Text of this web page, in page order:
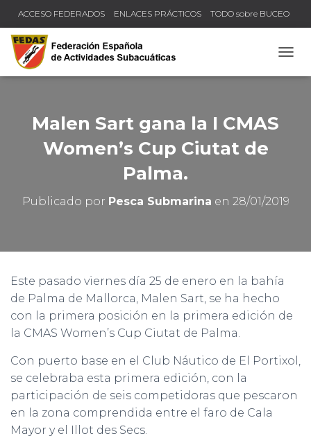
ACCESO FEDERADOS ENLACES PRÁCTICOS TODO sobre BUCEO
COMPRUEBA TU TÍTULO Y LICENCIA
Malen Sart gana la I CMAS
Women’s Cup Ciutat de
Palma.
Publicado por Pesca Submarina en 28/01/2019
Este pasado viernes día 25 de enero en la bahía
de Palma de Mallorca, Malen Sart, se ha hecho
con la primera posición en la primera edición de
la CMAS Women’s Cup Ciutat de Palma.
Con puerto base en el Club Náutico de El Portixol,
se celebraba esta primera edición, con la
participación de seis competidoras que pescaron
en la zona comprendida entre el faro de Cala
Mayor y el Illot des Secs.